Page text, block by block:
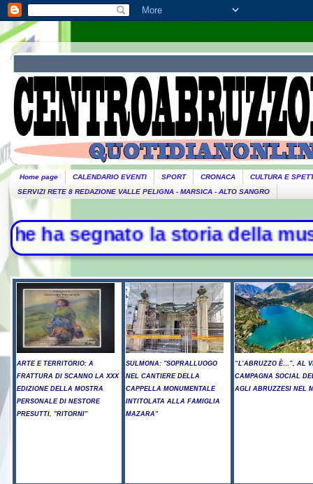
Home page CALENDARIO EVENTI SPORT CRONACA
CULTURA E
SERVIZI RETE 8 REDAZIONE VALLE PELIGNA - MARSICA - ALTO SANGRO
la storia della musica -
ARTE E TERRITORIO: A
FRATTURA DI SCANNO LA XXX
EDIZIONE DELLA MOSTRA
PERSONALE DI NESTORE
PRESUTTI, "RITORNI"
SULMONA: "SOPRALLUOGO
NEL CANTIERE DELLA
CAPPELLA MONUMENTALE
INTITOLATA ALLA FAMIGLIA
MAZARA"
“L’ABRUZZO È…”, AL
CAMPAGNA SOCIAL
AGLI ABRUZZESI NEL